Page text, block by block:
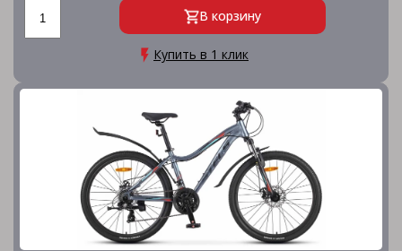
В корзину
Купить в 1 клик